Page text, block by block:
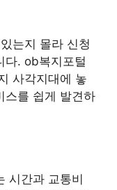
는지 몰라 신청
다. ob복지포털
사각지대에 놓
스를 쉽게 발견하
시간과 교통비